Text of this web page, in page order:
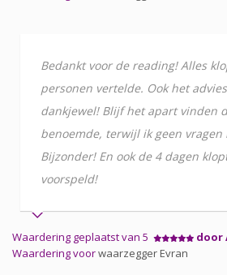
Bedankt voor de reading! Alles
personen vertelde. Ook het
dankjewel! Blijf het apart vinden
benoemde, terwijl ik geen vragen
Bijzonder! En ook de 4 dagen
voorspeld!
Waardering geplaatst van 5
door
Waardering voorwaarzegger Evran